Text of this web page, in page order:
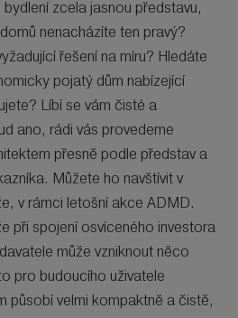
zcela jasnou představu,
nenacházíte ten pravý?
řešení na míru? Hledáte
pojatý dům nabízející
Líbí se vám čisté a
ano, rádi vás provedeme
přesně podle představ a
Můžete ho navštívit v
v rámci letošní akce ADMD.
při spojení osvíceného investora
může vzniknout něco
pro budoucího uživatele
působí velmi kompaktně a čistě,